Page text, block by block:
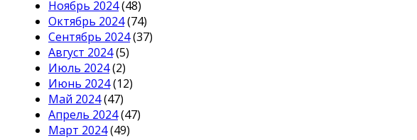
Ноябрь 2024(48)
Октябрь 2024(74)
Сентябрь 2024(37)
Август 2024(5)
Июль 2024(2)
Июнь 2024(12)
Май 2024(47)
Апрель 2024(47)
Март 2024(49)